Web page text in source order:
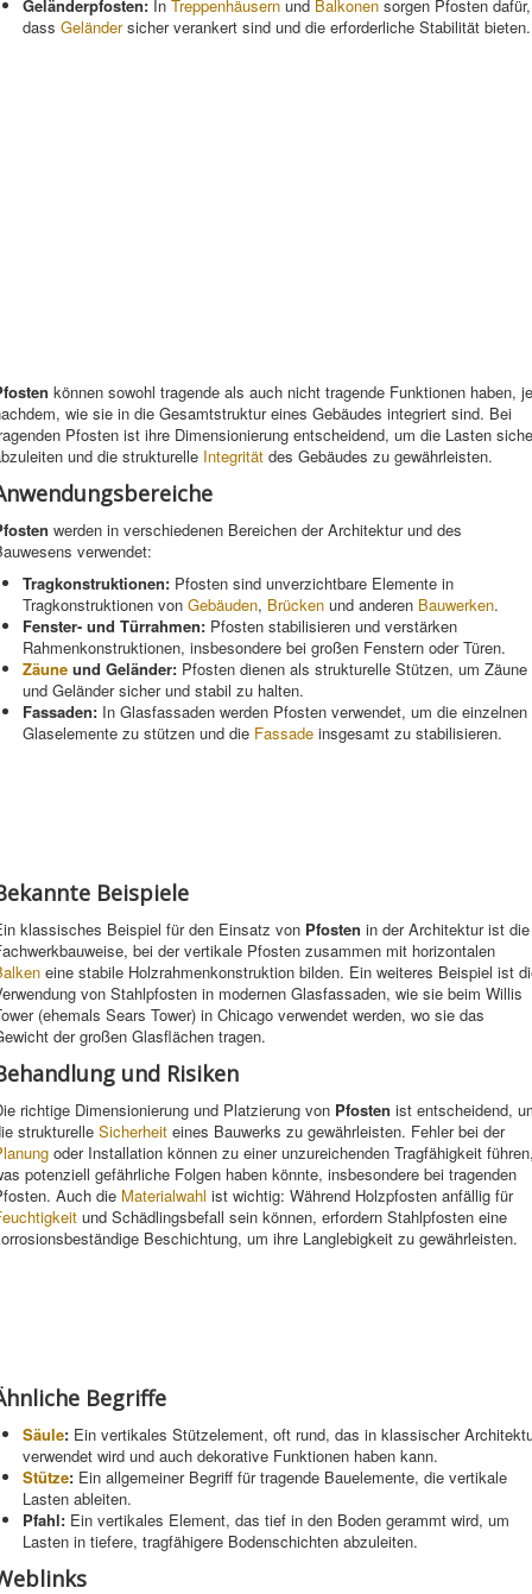
Geländerpfosten: In Treppenhäusern und Balkonen sorgen Pfosten dafür,
dass Geländersicher verankert sind und die erforderliche Stabilität bieten.
können sowohl tragende als auch nicht tragende Funktionen haben, je
wie sie in die Gesamtstruktur eines Gebäudes integriert sind. Bei
Pfosten ist ihre Dimensionierung entscheidend, um die Lasten
und die strukturelle Integrität des Gebäudes zu gewährleisten.
werden in verschiedenen Bereichen der Architektur und des
verwendet:
Tragkonstruktionen: Pfosten sind unverzichtbare Elemente in
Tragkonstruktionen von Gebäuden, Brücken und anderen Bauwerken.
Fenster- und Türrahmen: Pfosten stabilisieren und verstärken
Rahmenkonstruktionen, insbesondere bei großen Fenstern oder Türen.
Zäune und Geländer: Pfosten dienen als strukturelle Stützen, um Zäune
und Geländer sicher und stabil zu halten.
Fassaden: In Glasfassaden werden Pfosten verwendet, um die einzelnen
Glaselemente zu stützen und die Fassade insgesamt zu stabilisieren.
Beispiele
klassisches Beispiel für den Einsatz von Pfosten in der Architektur ist die
bei der vertikale Pfosten zusammen mit horizontalen
eine stabile Holzrahmenkonstruktion bilden. Ein weiteres Beispiel ist
von Stahlpfosten in modernen Glasfassaden, wie sie beim Willis
(ehemals Sears Tower) in Chicago verwendet werden, wo sie das
der großen Glasflächen tragen.
und Risiken
richtige Dimensionierung und Platzierung von Pfosten ist entscheidend,
strukturelle Sicherheit eines Bauwerks zu gewährleisten. Fehler bei der
oder Installation können zu einer unzureichenden Tragfähigkeit führen,
potenziell gefährliche Folgen haben könnte, insbesondere bei tragenden
Auch die Materialwahl ist wichtig: Während Holzpfosten anfällig für
und Schädlingsbefall sein können, erfordern Stahlpfosten eine
Beschichtung, um ihre Langlebigkeit zu gewährleisten.
Begriffe
Säule: Ein vertikales Stützelement, oft rund, das in klassischer
verwendet wird und auch dekorative Funktionen haben kann.
Stütze: Ein allgemeiner Begriff für tragende Bauelemente, die vertikale
Lasten ableiten.
Pfahl: Ein vertikales Element, das tief in den Boden gerammt wird, um
Lasten in tiefere, tragfähigere Bodenschichten abzuleiten.